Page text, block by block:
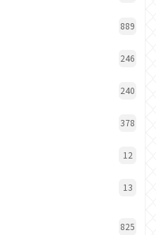
889
246
240
378
12
13
825